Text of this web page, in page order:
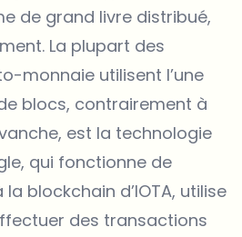
de grand livre distribué,
La plupart des
monnaie utilisent l’une
blocs, contrairement à
est la technologie
qui fonctionne de
blockchain d’IOTA, utilise
des transactions